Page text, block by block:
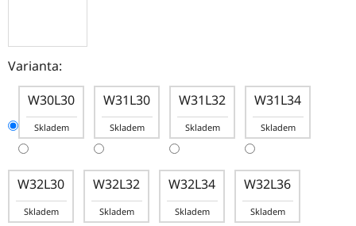
Varianta:
W30L30
Skladem
W31L30
Skladem
W31L32
Skladem
W31L34
Skladem
W32L30
Skladem
W32L32
Skladem
W32L34
Skladem
W32L36
Skladem